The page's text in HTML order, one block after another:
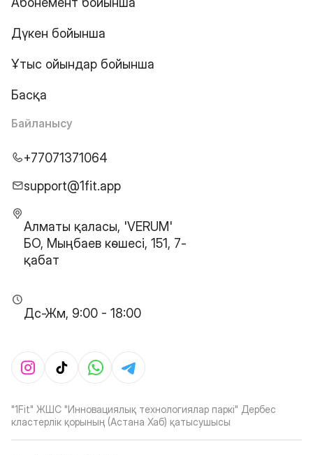
Дүкен бойынша
Ұтыс ойындар бойынша
Басқа
Байланысу
+77071371064
support@1fit.app
Алматы қаласы, 'VERUM'
БО, Мыңбаев көшесі, 151, 7-
қабат
Дс-Жм, 9:00 - 18:00
"1Fit" ЖШС "Инновациялық технологиялар паркі" Дербес
кластерлік қорының (Астана Хаб) қатысушысы